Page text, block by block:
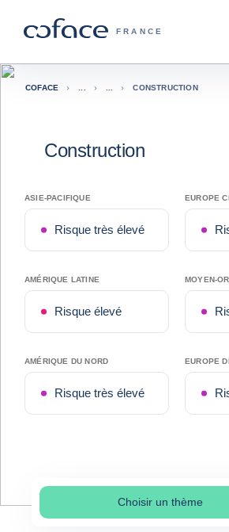
COFACE, FOR
FRANCE
Retour à la page d'accueil
COFACE CONSTRUCTION
Construction
ASIE-PACIFIQUE
Risque très élevé
EUROPE
AMÉRIQUE LATINE
Risque élevé
MOYEN-
AMÉRIQUE DU NORD
Risque très élevé
EUROPE
Choisir un thème
Select page